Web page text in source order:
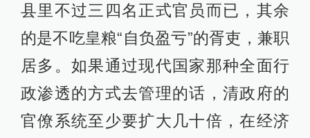
县里不过三四名正式官员而已，其余
的是不吃皇粮“自负盈亏”的胥吏，兼职
居多。如果通过现代国家那种全面行
政渗透的方式去管理的话，清政府的
官僚系统至少要扩大几十倍，在经济